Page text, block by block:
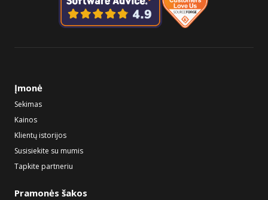
Įmonė
Sekimas
Kainos
Klientų istorijos
Susisiekite su mumis
Tapkite partneriu
Pramonės šakos